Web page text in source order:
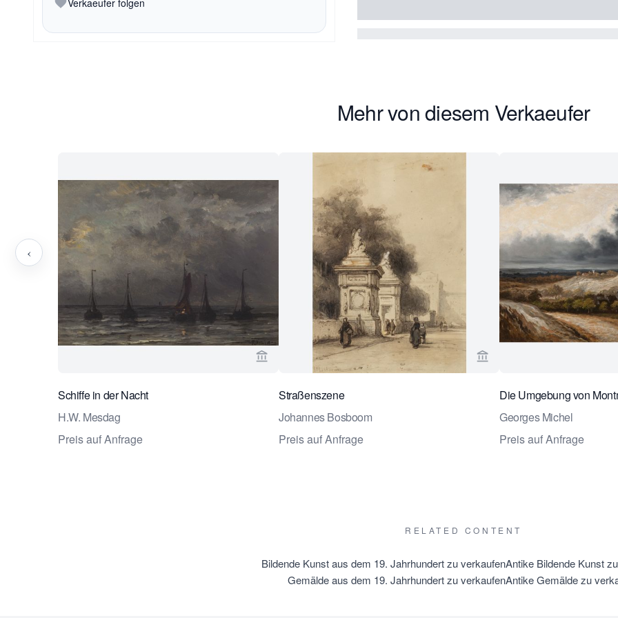
Verkaeufer folgen
Mehr von diesem Verkaeufer
Verkaeuferseite von Daatselaar Fine Art & Antiques ansehen
Schiffe in der Nacht
H.W. Mesdag
Preis auf Anfrage
Verkaeuferseite von
Straßenszene
Johannes Bosboom
Preis auf Anfrage
Die Umgebung von
Georges Michel
Preis auf Anfrage
‹
RELATED CONTENT
Bildende Kunst aus dem 19. Jahrhundert zu verkaufenAntike Bildende Kunst
Gemälde aus dem 19. Jahrhundert zu verkaufenAntike Gemälde zu